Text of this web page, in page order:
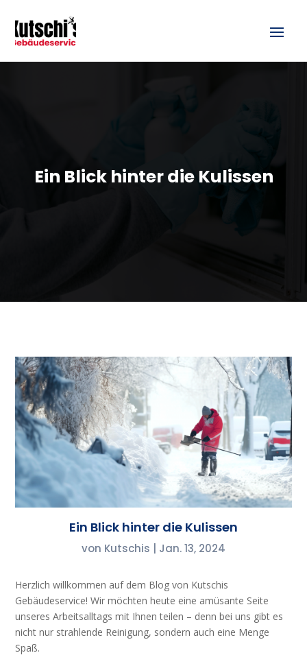
Ein Blick hinter die Kulissen
Ein Blick hinter die Kulissen
von Kutschis Jan. 13, 2024
Herzlich willkommen auf dem Blog von Kutschis
Gebäudeservice! Wir möchten heute eine amüsante Seite
unseres Arbeitsalltags mit Ihnen teilen – denn bei uns gibt es
nicht nur strahlende Reinigung, sondern auch eine Menge
Spaß.